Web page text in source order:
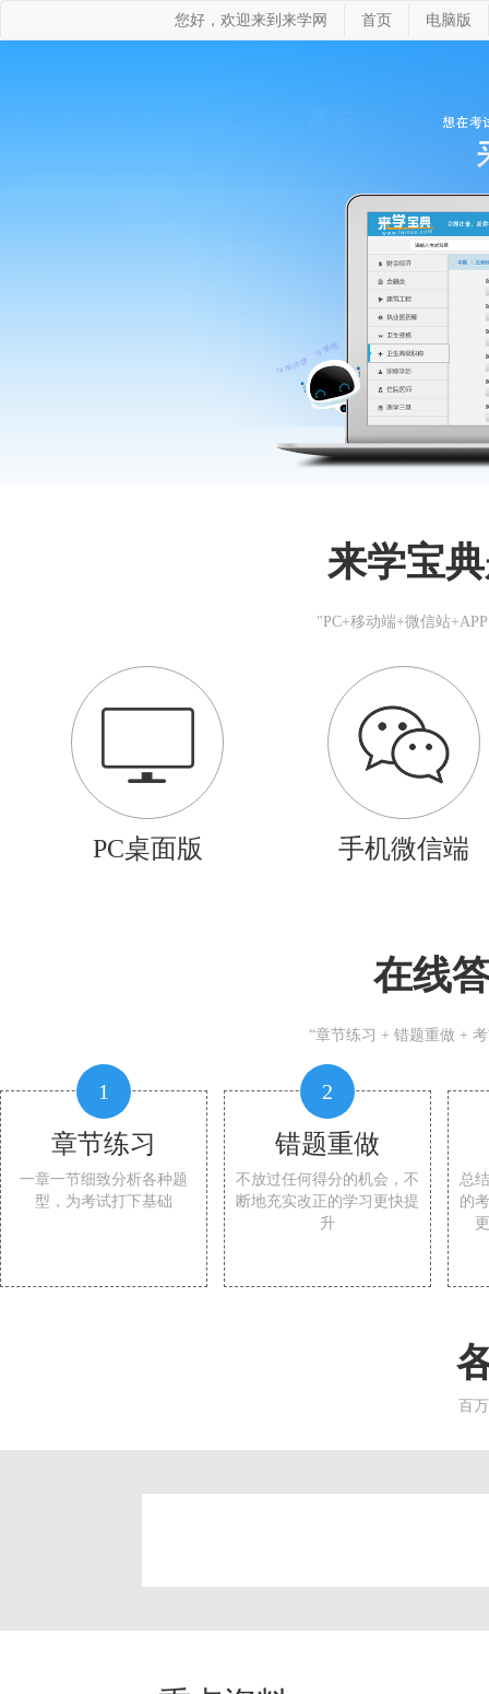
您好，欢迎来到来学网 首页 电脑版
来学宝
"PC+移动端+微信站
PC桌面版 手机微信端
在线
“章节练习 + 错题重做 +
1
章节练习
一章一节细致分析各种题
型，为考试打下基础
2
错题重做
不放过任何得分的机会，不
断地充实改正的学习更快提
升
总
的
百